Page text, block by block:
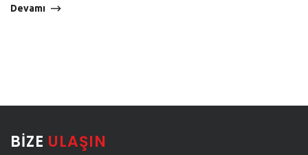
Devamı
BIZE ULAŞIN